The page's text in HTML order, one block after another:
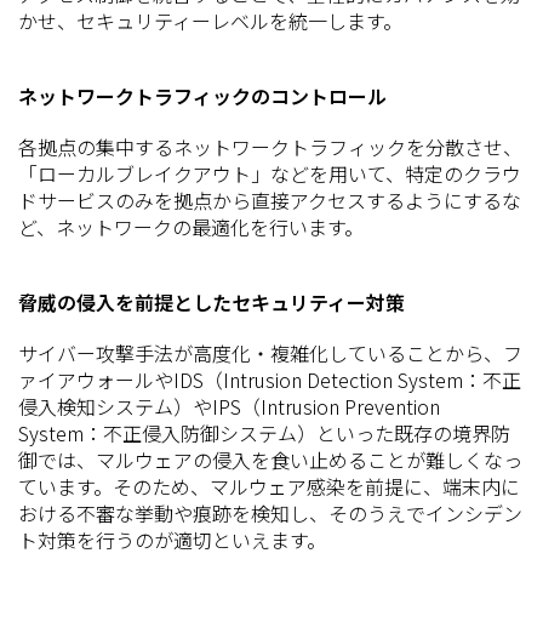
かせ、セキュリティーレベルを統一します。
ネットワークトラフィックのコントロール
各拠点の集中するネットワークトラフィックを分散させ、
「ローカルブレイクアウト」などを用いて、特定のクラウ
ドサービスのみを拠点から直接アクセスするようにするな
ど、ネットワークの最適化を行います。
脅威の侵入を前提としたセキュリティー対策
サイバー攻撃手法が高度化・複雑化していることから、フ
ァイアウォールやIDS（Intrusion Detection System：不正
侵入検知システム）やIPS（Intrusion Prevention
System：不正侵入防御システム）といった既存の境界防
御では、マルウェアの侵入を食い止めることが難しくなっ
ています。そのため、マルウェア感染を前提に、端末内に
おける不審な挙動や痕跡を検知し、そのうえでインシデン
ト対策を行うのが適切といえます。